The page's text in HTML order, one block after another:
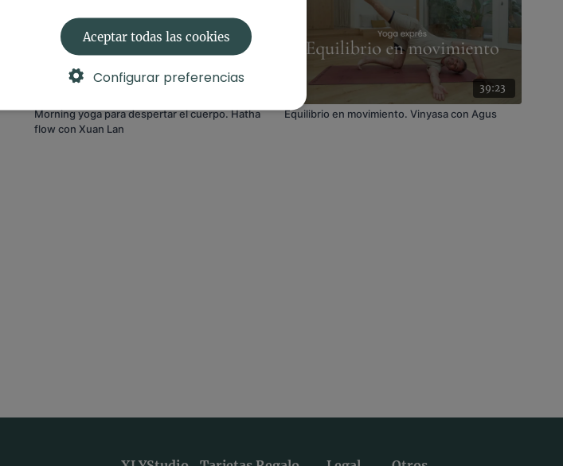
Morning yoga para despertar el cuerpo. Hatha
flow con Xuan Lan
39:23
Equilibrio en movimiento. Vinyasa con Agus
Aceptar todas las cookies
Configurar preferencias